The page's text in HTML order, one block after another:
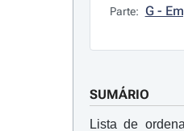
Parte: G -
SUMÁRIO
Lista de